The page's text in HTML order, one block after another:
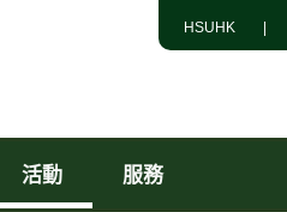
HSUHK
活動 服務